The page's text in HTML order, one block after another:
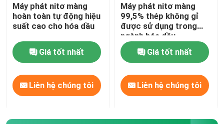
Máy phát nitơ màng
hoàn toàn tự động hiệu
suất cao cho hóa dầu
Giá tốt nhất
Liên hệ chúng tôi
Máy phát nitơ màng
99,5% thép không gỉ
được sử dụng trong
ngành hóa dầu
Giá tốt nhất
Liên hệ chúng tôi